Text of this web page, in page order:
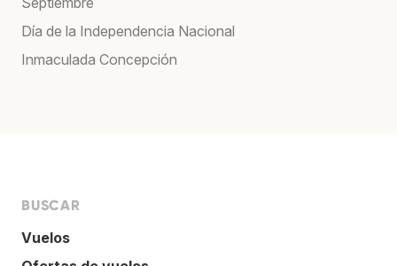
Día de la Independencia Nacional
Inmaculada Concepción
BUSCAR
Vuelos